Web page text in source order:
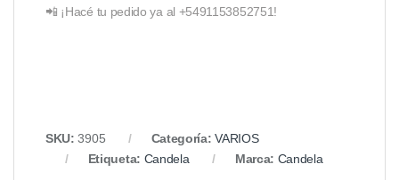
📲 ¡Hacé tu pedido ya al +5491153852751!
SKU:3905 Categoría:VARIOS
Etiqueta: Candela Marca: Candela